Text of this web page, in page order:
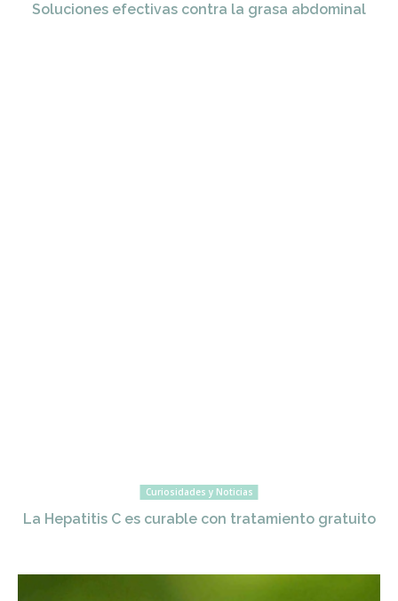
Soluciones efectivas contra la grasa abdominal
Curiosidades y Noticias
La Hepatitis C es curable con tratamiento gratuito